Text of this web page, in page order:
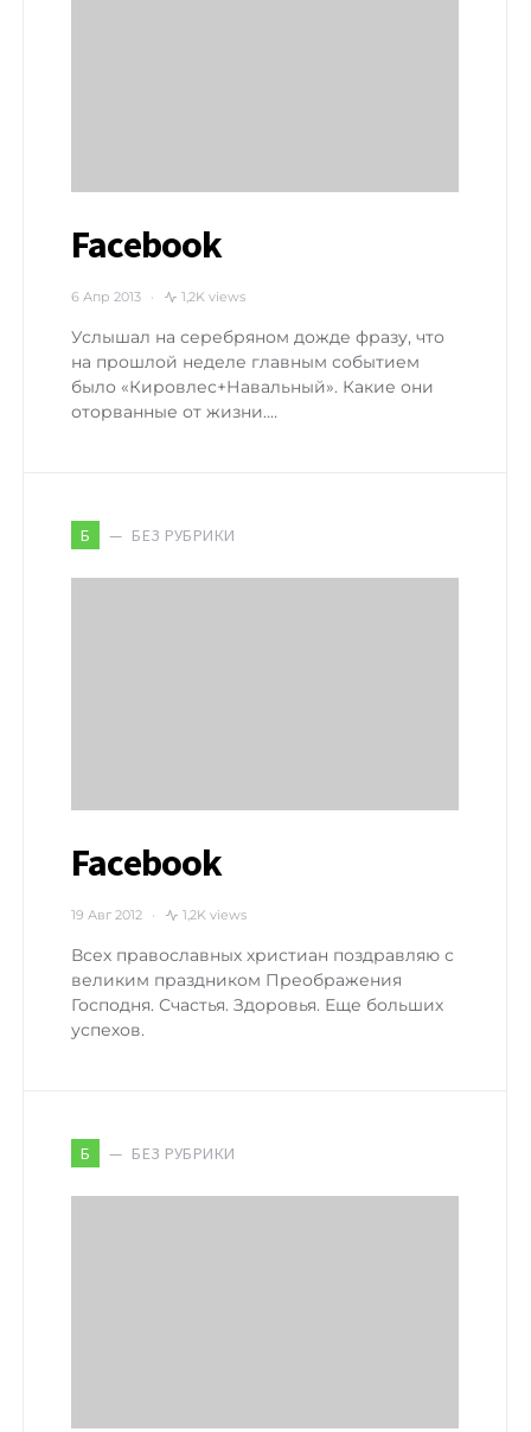
Facebook
6 Апр 2013 1,2K views
Услышал на серебряном дожде фразу, что
на прошлой неделе главным событием
было «Кировлес+Навальный». Какие они
оторванные от жизни.…
Б БЕЗ РУБРИКИ
Facebook
19 Авг 2012 1,2K views
Всех православных христиан поздравляю с
великим праздником Преображения
Господня. Счастья. Здоровья. Еще больших
успехов.
Б БЕЗ РУБРИКИ